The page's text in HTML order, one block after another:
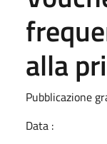
alla
Pubblicazione
Data :